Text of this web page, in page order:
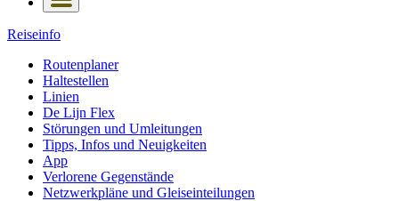
Reiseinfo
Routenplaner
Haltestellen
Linien
De Lijn Flex
Störungen und Umleitungen
Tipps, Infos und Neuigkeiten
App
Verlorene Gegenstände
Netzwerkpläne und Gleiseinteilungen